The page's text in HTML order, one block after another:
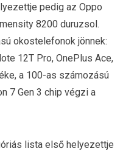
pedig az Oppo
8200 duruzsol.
okostelefonok jönnek:
12T Pro, OnePlus Ace,
a 100-as számozású
7 Gen 3 chip végzi a
lista első helyezettje